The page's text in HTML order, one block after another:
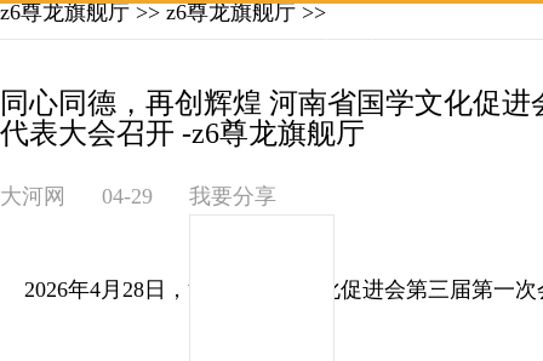
z6尊龙旗舰厅 >> z6尊龙旗舰厅 >>
同心同德，再创辉煌 河南省国学文化促
代表大会召开 -z6尊龙旗舰厅
大河网 04-29 我要分享
2026年4月28日，河南省国学文化促进会第三届第一